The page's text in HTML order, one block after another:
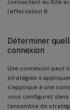
connectant au Site
l’affectation B.
Déterminer
connexion
Une connexion peut
stratégies
s’applique à une
vous configurez
l’ensemble de